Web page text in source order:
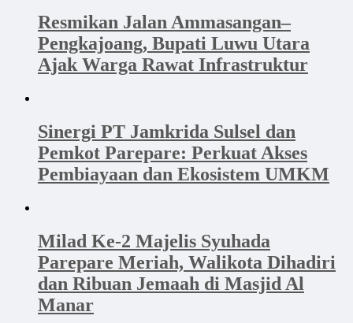
Resmikan Jalan Ammasangan–
Pengkajoang, Bupati Luwu Utara
Ajak Warga Rawat Infrastruktur
Sinergi PT Jamkrida Sulsel dan
Pemkot Parepare: Perkuat Akses
Pembiayaan dan Ekosistem UMKM
Milad Ke-2 Majelis Syuhada
Parepare Meriah, Walikota Dihadiri
dan Ribuan Jemaah di Masjid Al
Manar